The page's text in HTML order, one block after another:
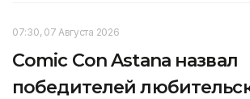
07:30, 07 Августа 2026
Comic Con Astana назвал
победителей